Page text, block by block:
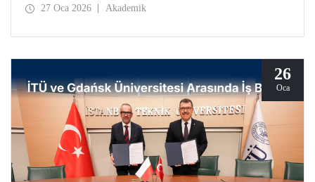
2025 Araştırma Kitapçığı (ITU Research 2025)
sorumluluk anlayışıyla birlikte ele alıyor.
27 Oca 2026 Akademik
26
Oca